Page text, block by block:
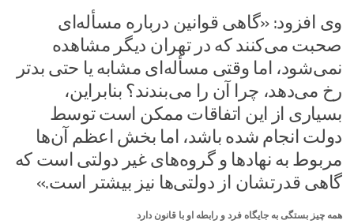
وی افزود: «گاهی قوانین درباره مسأله‌ای
صحبت می‌کنند که در تهران دیگر مشاهده
نمی‌شود، اما وقتی مسأله‌ای مشابه یا حتی بدتر
رخ می‌دهد، چرا آن را می‌بندند؟ بنابراین،
بسیاری از این اتفاقات ممکن است توسط
دولت انجام شده باشد، اما بخش اعظم آن‌ها
مربوط به نهادها و گروه‌های غیر دولتی است که
گاهی قدرتشان از دولتی‌ها نیز بیشتر است.»
همه چیز بستگی به جایگاه فرد و رابطه او با قانون دارد